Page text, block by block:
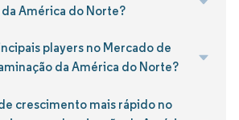
América do Norte?
players no Mercado de
da América do Norte?
crescimento mais rápido no